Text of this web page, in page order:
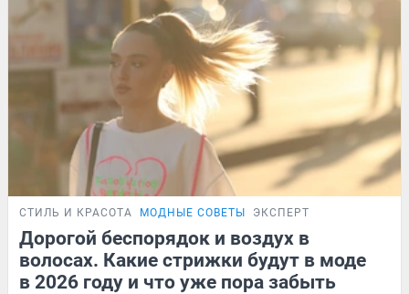
СТИЛЬ И КРАСОТА МОДНЫЕ СОВЕТЫ ЭКСПЕРТ
Дорогой беспорядок и воздух в
волосах. Какие стрижки будут в моде
в 2026 году и что уже пора забыть